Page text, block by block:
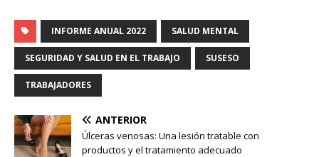
INFORME ANUAL 2022 SALUD MENTAL
SEGURIDAD Y SALUD EN EL TRABAJO SUSESO
TRABAJADORES
ANTERIOR
Úlceras venosas: Una lesión tratable con
productos y el tratamiento adecuado